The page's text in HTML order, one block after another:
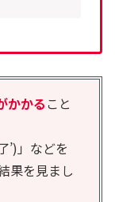
かかる こと
’)」などを
果を見まし